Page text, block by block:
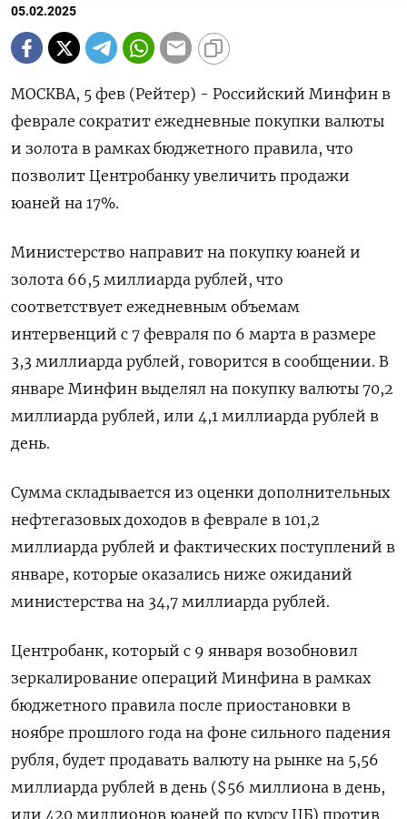
05.02.2025
МОСКВА, 5 фев (Рейтер) - Российский Минфин в
феврале сократит ежедневные покупки валюты
и золота в рамках бюджетного правила, что
позволит Центробанку увеличить продажи
юаней на 17%.
Министерство направит на покупку юаней и
золота 66,5 миллиарда рублей, что
соответствует ежедневным объемам
интервенций с 7 февраля по 6 марта в размере
3,3 миллиарда рублей, говорится в сообщении. В
январе Минфин выделял на покупку валюты 70,2
миллиарда рублей, или 4,1 миллиарда рублей в
день.
Сумма складывается из оценки дополнительных
нефтегазовых доходов в феврале в 101,2
миллиарда рублей и фактических поступлений в
январе, которые оказались ниже ожиданий
министерства на 34,7 миллиарда рублей.
Центробанк, который с 9 января возобновил
зеркалирование операций Минфина в рамках
бюджетного правила после приостановки в
ноябре прошлого года на фоне сильного падения
рубля, будет продавать валюту на рынке на 5,56
миллиарда рублей в день ($56 миллиона в день,
или 420 миллионов юаней по курсу ЦБ) против